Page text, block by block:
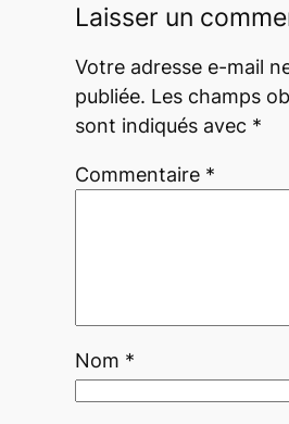
Laisser un
Votre adresse e-mail
publiée. Les champs
sont indiqués avec *
Commentaire *
Nom *